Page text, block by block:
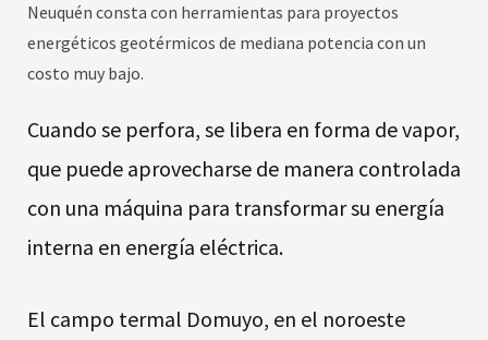
Neuquén consta con herramientas para proyectos
energéticos geotérmicos de mediana potencia con un
costo muy bajo.
Cuando se perfora, se libera en forma de vapor,
que puede aprovecharse de manera controlada
con una máquina para transformar su energía
interna en energía eléctrica.
El campo termal Domuyo, en el noroeste